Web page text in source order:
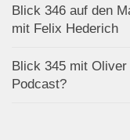
Blick 346 auf den
mit Felix Hederich
Blick 345 mit
Podcast?